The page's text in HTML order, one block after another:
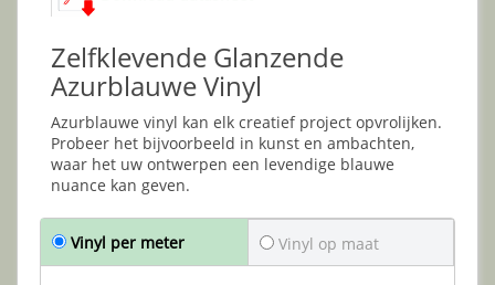
Zelfklevende Glanzende
Azurblauwe Vinyl
Azurblauwe vinyl kan elk creatief project opvrolijken.
Probeer het bijvoorbeeld in kunst en ambachten,
waar het uw ontwerpen een levendige blauwe
nuance kan geven.
Vinyl per meter Vinyl op maat